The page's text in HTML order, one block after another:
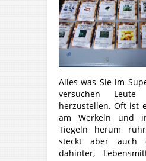
Alles was Sie im
versuchen
herzustellen. Oft ist
am Werkeln und
Tiegeln herum
steckt aber auch
dahinter,